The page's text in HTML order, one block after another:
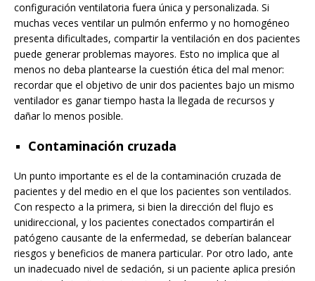
configuración ventilatoria fuera única y personalizada. Si
muchas veces ventilar un pulmón enfermo y no homogéneo
presenta dificultades, compartir la ventilación en dos pacientes
puede generar problemas mayores. Esto no implica que al
menos no deba plantearse la cuestión ética del mal menor:
recordar que el objetivo de unir dos pacientes bajo un mismo
ventilador es ganar tiempo hasta la llegada de recursos y
dañar lo menos posible.
Contaminación cruzada
Un punto importante es el de la contaminación cruzada de
pacientes y del medio en el que los pacientes son ventilados.
Con respecto a la primera, si bien la dirección del flujo es
unidireccional, y los pacientes conectados compartirán el
patógeno causante de la enfermedad, se deberían balancear
riesgos y beneficios de manera particular. Por otro lado, ante
un inadecuado nivel de sedación, si un paciente aplica presión